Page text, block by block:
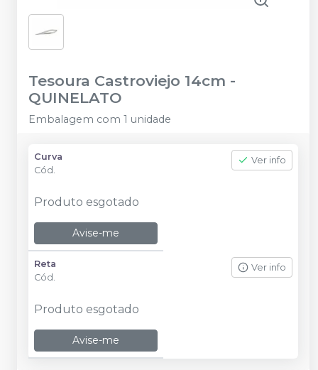
Tesoura Castroviejo 14cm -
QUINELATO
Embalagem com 1 unidade
Curva
Cód.
Ver info
Produto esgotado
Avise-me
Reta
Cód.
Ver info
Produto esgotado
Avise-me